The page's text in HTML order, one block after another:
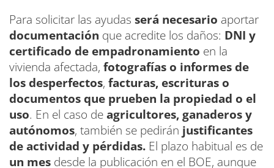
Para solicitar las ayudas será necesario aportar
documentación que acredite los daños: DNI y
certificado de empadronamiento en la
vivienda afectada, fotografías o informes de
los desperfectos, facturas, escrituras o
documentos que prueben la propiedad o el
uso. En el caso deagricultores, ganaderos y
autónomos, también se pedirán justificantes
de actividad y pérdidas. El plazo habitual es de
un mes desde la publicación en el BOE, aunque